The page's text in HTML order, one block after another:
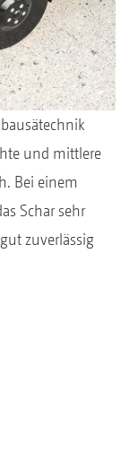
und mittlere
Bei einem
Schar sehr
zuverlässig